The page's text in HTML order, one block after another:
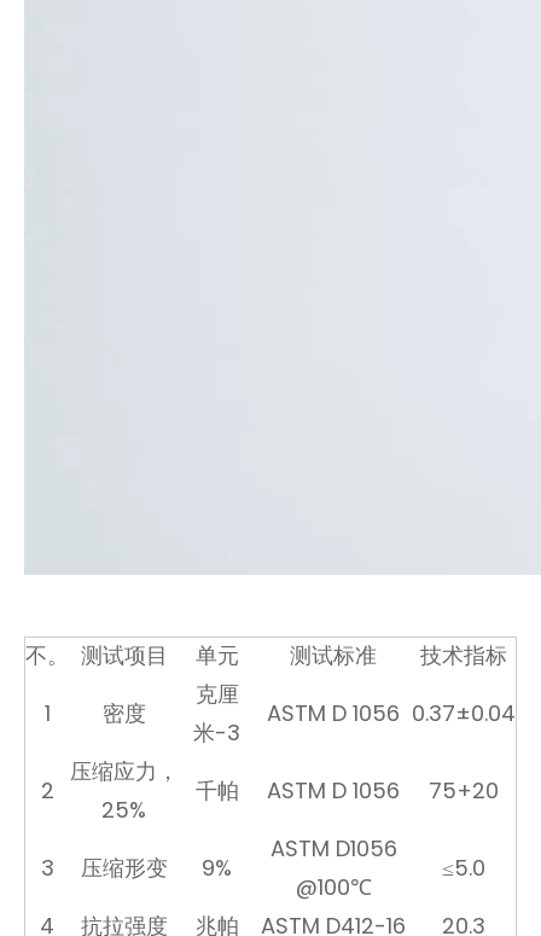
不。 测试项目 单元 测试标准
技术指标
1
密度
克厘
米-3
ASTM D 1056 0.37±0.04
2
压缩应力，
25%
千帕 ASTM D 1056 75+20
3 压缩形变 9%
ASTM D1056
@100℃
≤5.0
4
抗拉强度 兆帕 ASTM D412-16 20.3